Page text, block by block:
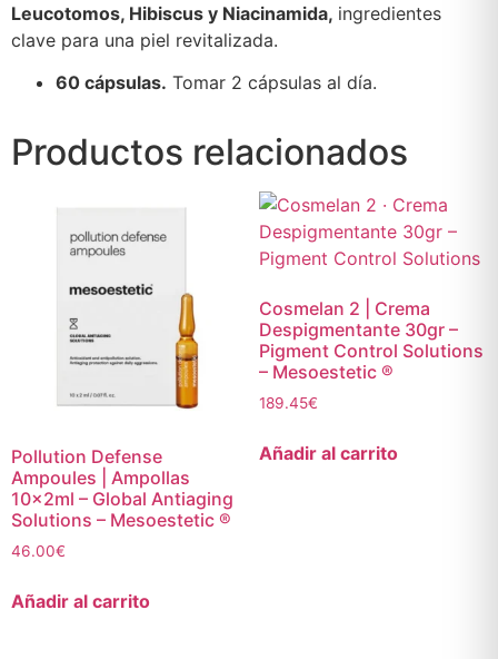
Leucotomos, Hibiscus y Niacinamida, ingredientes
clave para una piel revitalizada.
60 cápsulas. Tomar 2 cápsulas al día.
Productos relacionados
Pollution Defense
Ampoules | Ampollas
10x2ml – Global Antiaging
Solutions – Mesoestetic ®
46.00€
Añadir al carrito
Cosmelan 2 | Crema
Despigmentante 30gr –
Pigment Control Solutions
– Mesoestetic ®
189.45€
Añadir al carrito